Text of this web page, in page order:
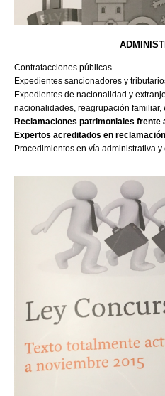
Contratacciones públicas.
Expedientes sancionadores y
Expedientes de nacionalidad y
nacionalidades, reagrupación
Reclamaciones patrimoniales frente
Expertos acreditados en
Procedimientos en vía administrativa